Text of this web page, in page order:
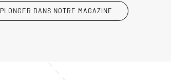
PLONGER DANS NOTRE MAGAZINE